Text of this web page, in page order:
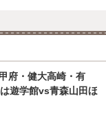
府・健大高崎・有
遊学館vs青森山田ほ